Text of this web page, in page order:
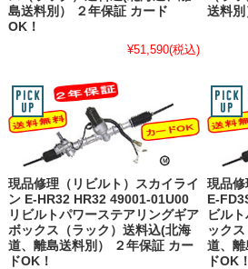
島送料別） ２年保証 カード
OK！
¥51,590(税込)
送料別
現品修理（リビルト）スカイライ
ン E-HR32 HR32 49001-01U00
リビルトパワーステアリングギア
ボックス（ラック）送料込(北海
道、離島送料別） ２年保証 カー
ドOK！
現品
E-
ビル
ック
道、
ドOK！